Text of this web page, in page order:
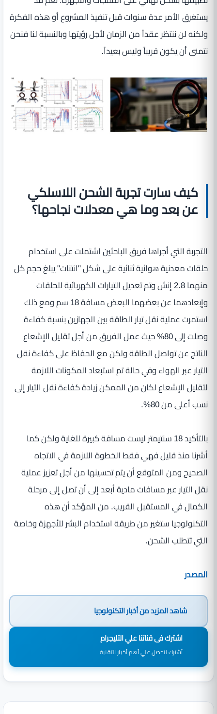
يستغرق الأمر عدة سنوات قبل تنفيذ المشروع أو هذه الفكرة
ولكنه لن ننتظر عقداً من الزمان لأجل رؤيتها وبالنسبة لنا فنحن
نتمنى أن يكون قريباً وليس بعيداً.
كيف سارت تجربة الشحن اللاسلكي
عن بعد وما هي معدلات نجاحها؟
التجربة التي أجراها فريق الباحثين اشتملت على استخدام
حلقات معدنية هوائية ثنائية على شكل "انتنات" يبلغ حجم كل
منهما 2.8 إنش وتم تعديل التيارات الكهربائية للحلقات
وإبعادهما عن بعضهما البعض مسافة 18 سم ومع ذلك
استمرت عملية نقل تيار الطاقة بين الجهازين بنسبة كفاءة
وصلت إلى 80% حيث عمل الفريق من أجل تقليل الإشعاع
الناتج عن تواصل الطاقة ولكن مع الحفاظ على كفاءة نقل
التيار عبر الهواء وفي حالة تم استبعاد المكونات اللازمة
لتقليل الإشعاع لكان من الممكن زيادة كفاءة نقل التيار إلى
نسب أعلى من 80%.
بالتأكيد 18 سنتيمتر ليست مسافة كبيرة للغاية ولكن كما
أشرنا منذ قليل فهي فقط الخطوة اللازمة في الاتجاه
الصحيح ومن المتوقع أن يتم تحسينها من أجل تعزيز عملية
نقل التيار عبر مسافات مادية أبعد إلى أن تصل إلى مرحلة
الكمال في المستقبل القريب. من المؤكد أن هذه
التكنولوجيا ستغير من طريقة استخدام البشر للأجهزة وخاصة
التي تتطلب الشحن.
المصدر
شاهد المزيد منأخبار التكنولوجيا
اشترك فى قناتنا علي التليجرام
أشترك لتحصل علي أهم أخبار التقنية